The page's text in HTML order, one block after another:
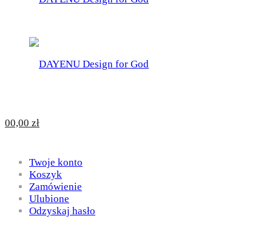
for
God
DAYENU
Design
00,00 zł
Twoje konto
Koszyk
Zamówienie
Ulubione
Odzyskaj hasło